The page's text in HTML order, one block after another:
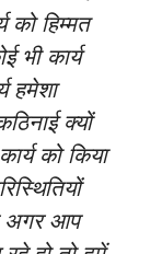
को हिम्मत
भी कार्य
हमेशा
क्यों
को किया
अगर आप